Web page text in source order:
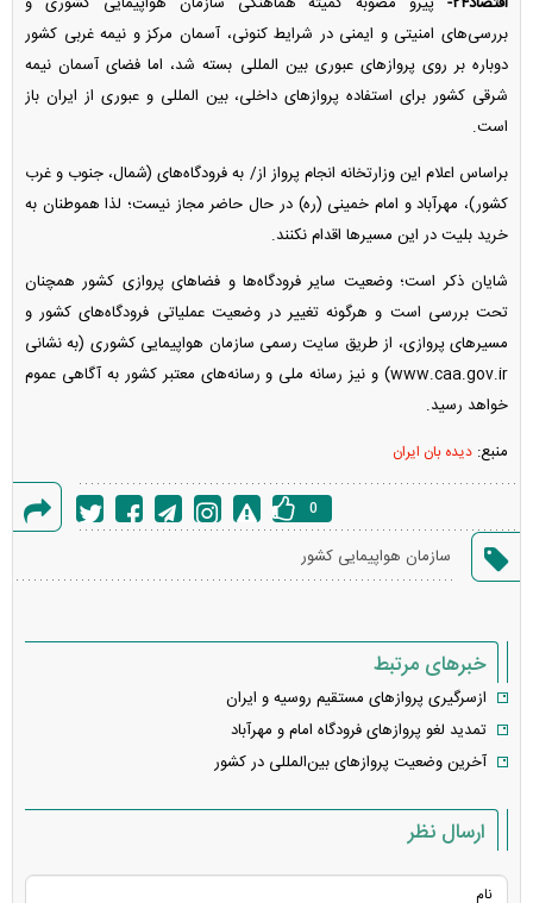
بررسی‌های امنیتی و ایمنی در شرایط کنونی، آسمان مرکز و نیمه غربی کشور
دوباره بر روی پرواز‌های عبوری بین المللی بسته شد، اما فضای آسمان نیمه
شرقی کشور برای استفاده پرواز‌های داخلی، بین المللی و عبوری از ایران باز
است.
براساس اعلام این وزارتخانه انجام پرواز از/ به فرودگاه‌های (شمال، جنوب و غرب
کشور)، مهرآباد و امام خمینی (ره) در حال حاضر مجاز نیست؛ لذا هموطنان به
خرید بلیت در این مسیر‌ها اقدام نکنند.
شایان ذکر است؛ وضعیت سایر فرودگاه‌ها و فضا‌های پروازی کشور همچنان
تحت بررسی است و هرگونه تغییر در وضعیت عملیاتی فرودگاه‌های کشور و
مسیر‌های پروازی، از طریق سایت رسمی سازمان هواپیمایی کشوری (به نشانی
www.caa.gov.ir) و نیز رسانه ملی و رسانه‌های معتبر کشور به آگاهی عموم
خواهد رسید.
منبع: دیده بان ایران
خطا
0
سازمان هواپیمایی کشور
خبرهای مرتبط
ازسرگیری پروازهای مستقیم روسیه و ایران
تمدید لغو پرواز‌های فرودگاه امام و مهرآباد
آخرین وضعیت پروازهای بین‌المللی در کشور
ارسال نظر